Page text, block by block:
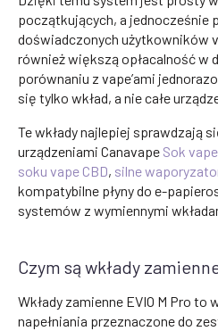
początkujących, a jednocześnie
doświadczonych użytkowników
również większą opłacalność w
porównaniu z vape’ami
się tylko wkład, a nie całe
Te wkłady najlepiej sprawdzają
urządzeniami Canavape Sok
soku vape CBD, silne
kompatybilne płyny do e-
systemów z wymiennymi
Czym są wkłady
Wkłady zamienne EVIO M Pro to
napełniania przeznaczone do